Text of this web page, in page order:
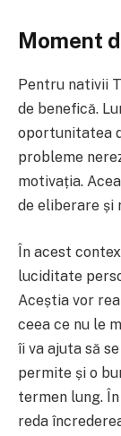
Moment
Pentru nativii
de benefică.
oportunitatea
probleme
motivația.
de eliberare și
În acest
luciditate
Aceștia vor
ceea ce nu le
îi va ajuta să
permite și o
termen lung.
reda